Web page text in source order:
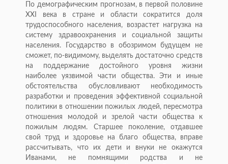
По демографическим прогнозам, в первой половине
XXI века в стране и области сократится доля
трудоспособного населения, возрастет нагрузка на
систему здравоохранения и социальной защиты
населения. Государство в обозримом будущем не
сможет, по-видимому, выделять достаточно средств
на поддержание достойного уровня жизни
наиболее уязвимой части общества. Эти и иные
обстоятельства обусловливают необходимость
разработки и проведения эффективной социальной
политики в отношении пожилых людей, пересмотра
отношения молодой и зрелой части общества к
пожилым людям. Старшее поколение, отдавшее
свой труд и здоровье на благо общества, вправе
рассчитывать, что их дети и внуки не окажутся
Иванами, не помнящими родства и не